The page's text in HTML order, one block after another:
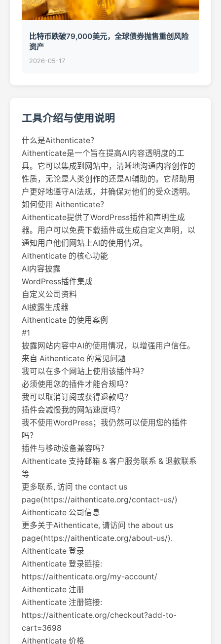
比特币跌破79,000美元，全球债券抛售重创风险
资产
2026-05-17
工具介绍与使用说明
什么是Aithenticate？
Aithenticate是一个旨在提高AI内容透明度的工
具。它可以集成到网站中，清晰地沟通内容创作的
性质，无论是人类创作的还是AI辅助的。它帮助用
户更好地遵守AI法规，并确保对他们的受众透明。
如何使用 Aithenticate？
Aithenticate提供了WordPress插件和声明生成
器。用户可以免费下载插件或生成自定义声明，以
通知用户他们网站上AI的使用情况。
Aithenticate 的核心功能
AI内容披露
WordPress插件集成
自定义公司资料
AI披露生成器
Aithenticate 的使用案例
#1
披露网站内容中AI的使用情况，以增强用户信任。
来自 Aithenticate 的常见问题
我可以在多个网站上使用该插件吗？
必须使用您的插件才能合规吗？
我可以取消订阅或获得退款吗？
插件会减慢我的网站速度吗？
我不使用WordPress；我仍然可以使用您的插件
吗？
插件与移动设备兼容吗？
Aithenticate 支持邮箱 & 客户服务联系 & 退款联系
等
更多联系, 访问 the contact us
page(https://aithenticate.org/contact-us/)
Aithenticate 公司信息
更多关于Aithenticate, 请访问 the about us
page(https://aithenticate.org/about-us/).
Aithenticate 登录
Aithenticate 登录链接:
https://aithenticate.org/my-account/
Aithenticate 注册
Aithenticate 注册链接:
https://aithenticate.org/checkout?add-to-
cart=3698
Aithenticate 价格